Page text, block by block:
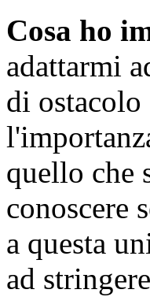
Cosa ho
adattarmi
di ostacolo
quello che
conoscere
a questa
ad